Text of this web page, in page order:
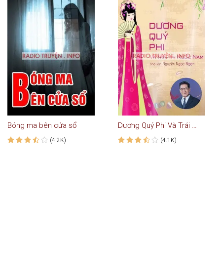
Bóng ma bên cửa sổ
(4.2K)
Dương Quý Phi Và Trái Vải Nước Nam
(4.1K)